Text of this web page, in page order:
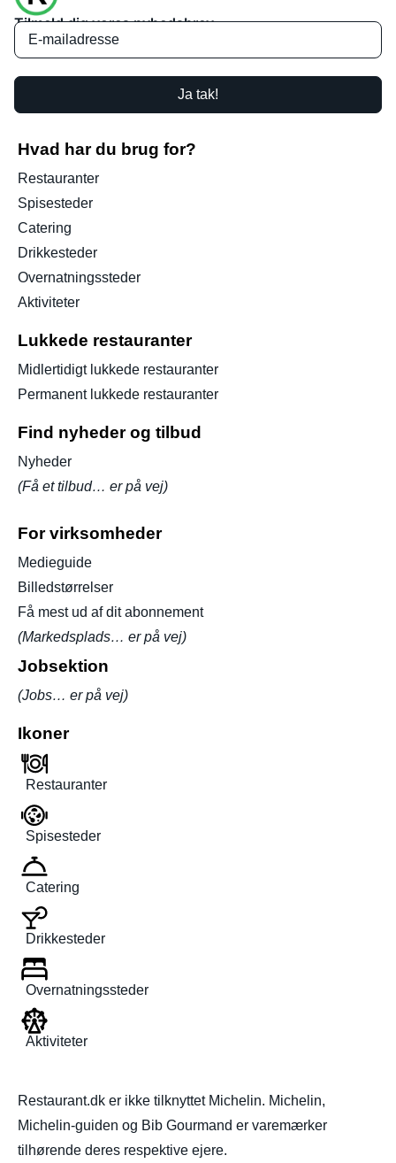
Tilmeld dig vores nyhedsbrev
Ja tak!
Hvad har du brug for?
Restauranter
Spisesteder
Catering
Drikkesteder
Overnatningssteder
Aktiviteter
Lukkede restauranter
Midlertidigt lukkede restauranter
Permanent lukkede restauranter
Find nyheder og tilbud
Nyheder
(Få et tilbud… er på vej)
For virksomheder
Medieguide
Billedstørrelser
Få mest ud af dit abonnement
(Markedsplads… er på vej)
Jobsektion
(Jobs… er på vej)
Ikoner
Restauranter
Spisesteder
Catering
Drikkesteder
Overnatningssteder
Aktiviteter
Restaurant.dk er ikke tilknyttet Michelin. Michelin,
Michelin-guiden og Bib Gourmand er varemærker
tilhørende deres respektive ejere.